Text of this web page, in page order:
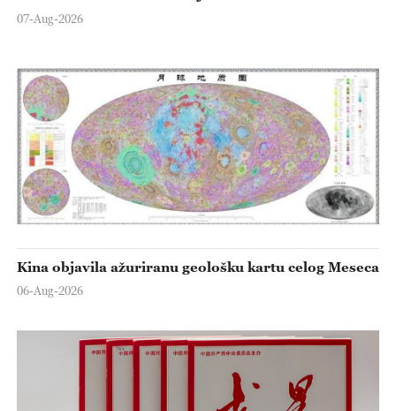
07-Aug-2026
Kina objavila ažuriranu geološku kartu celog Meseca
06-Aug-2026